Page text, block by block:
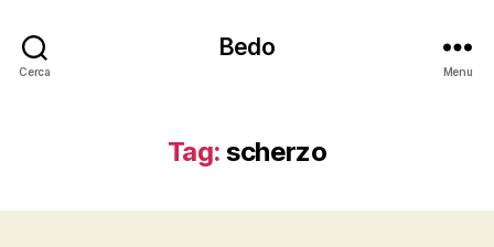
Cerca
Bedo
Menu
Tag: scherzo